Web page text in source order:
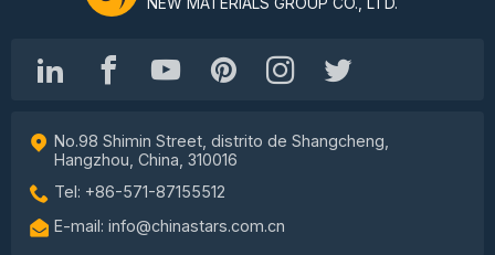
No.98 Shimin Street, distrito de Shangcheng,
Hangzhou, China, 310016
Tel: +86-571-87155512
E-mail: info@chinastars.com.cn